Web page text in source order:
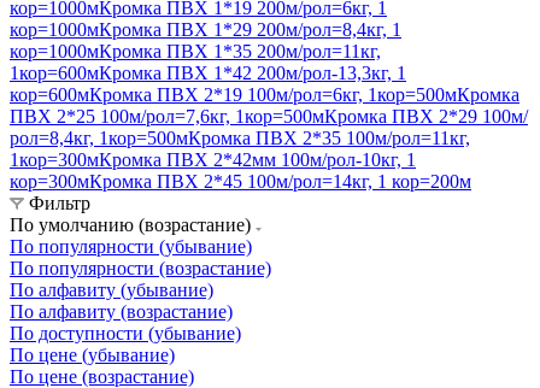
кор=1000мКромка ПВХ 1*19 200м/рол=6кг, 1
кор=1000мКромка ПВХ 1*29 200м/рол=8,4кг, 1
кор=1000мКромка ПВХ 1*35 200м/рол=11кг,
1кор=600мКромка ПВХ 1*42 200м/рол-13,3кг, 1
кор=600мКромка ПВХ 2*19 100м/рол=6кг, 1кор=500мКромка
ПВХ 2*25 100м/рол=7,6кг, 1кор=500мКромка ПВХ 2*29 100м/
рол=8,4кг, 1кор=500мКромка ПВХ 2*35 100м/рол=11кг,
1кор=300мКромка ПВХ 2*42мм 100м/рол-10кг, 1
кор=300мКромка ПВХ 2*45 100м/рол=14кг, 1 кор=200м
Фильтр
По умолчанию (возрастание)
По популярности (убывание)
По популярности (возрастание)
По алфавиту (убывание)
По алфавиту (возрастание)
По доступности (убывание)
По цене (убывание)
По цене (возрастание)